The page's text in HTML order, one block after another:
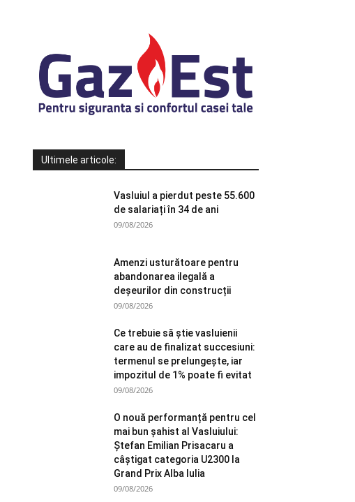
Ultimele articole:
Vasluiul a pierdut peste 55.600
de salariați în 34 de ani
09/08/2026
Amenzi usturătoare pentru
abandonarea ilegală a
deșeurilor din construcții
09/08/2026
Ce trebuie să știe vasluienii
care au de finalizat succesiuni:
termenul se prelungește, iar
impozitul de 1% poate fi evitat
09/08/2026
O nouă performanță pentru cel
mai bun șahist al Vasluiului:
Ștefan Emilian Prisacaru a
câștigat categoria U2300 la
Grand Prix Alba Iulia
09/08/2026